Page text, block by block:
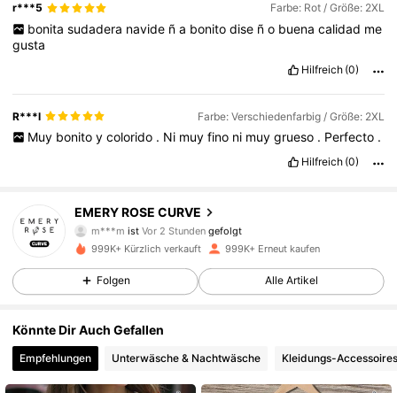
r***5 Farbe: Rot / Größe: 2XL
bonita sudadera navide ñ a bonito dise ñ o buena calidad me
gusta
Hilfreich (0)
R***l Farbe: Verschiedenfarbig / Größe: 2XL
Muy bonito y colorido . Ni muy fino ni muy grueso . Perfecto .
Hilfreich (0)
EMERY ROSE CURVE
ist Vor 2 Stunden
l***1
ist am Durchsuchen
4,81
1M Follower
4,81
999K+ Kürzlich verkauft 999K+ Erneut kaufen
Folgen Alle Artikel
Könnte Dir Auch Gefallen
Empfehlungen Unterwäsche & Nachtwäsche Kleidungs-Accessoires